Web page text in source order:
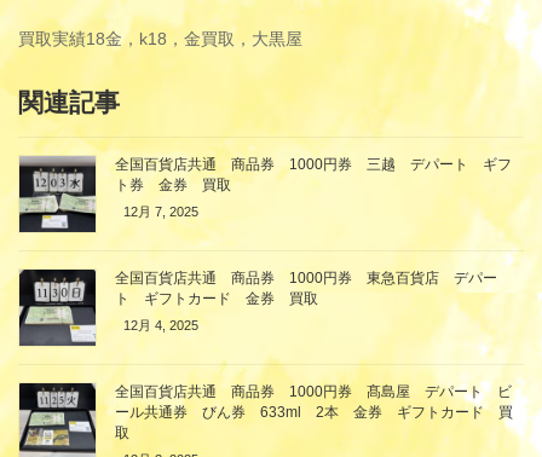
買取実績18金，k18，金買取，大黒屋
関連記事
全国百貨店共通 商品券 1000円券 三越 デパート ギフ
ト券 金券 買取
12月 7, 2025
全国百貨店共通 商品券 1000円券 東急百貨店 デパー
ト ギフトカード 金券 買取
12月 4, 2025
全国百貨店共通 商品券 1000円券 髙島屋 デパート ビ
ール共通券 びん券 633ml 2本 金券 ギフトカード 買
取